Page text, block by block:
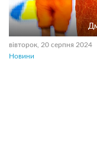
вівторок, 20 серпня 2024
Новини